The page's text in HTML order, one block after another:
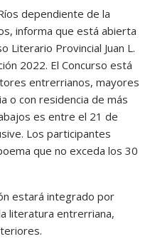
dependiente de la
informa que está abierta
Literario Provincial Juan L.
2022. El Concurso está
entrerrianos, mayores
o con residencia de más
es entre el 21 de
Los participantes
que no exceda los 30
estará integrado por
literatura entrerriana,